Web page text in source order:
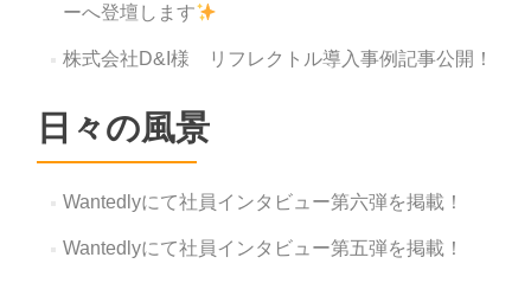
ーへ登壇します
株式会社D&I様 リフレクトル導入事例記事公開！
日々の風景
Wantedlyにて社員インタビュー第六弾を掲載！
Wantedlyにて社員インタビュー第五弾を掲載！